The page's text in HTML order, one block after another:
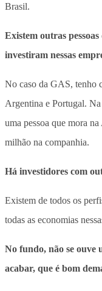
Brasil.
Existem outras
investiram nessas
No caso da GAS, tenho
Argentina e Portugal.
uma pessoa que mora
milhão na companhia.
Há investidores com
Existem de todos os
todas as economias
No fundo, não se ouve
acabar, que é bom